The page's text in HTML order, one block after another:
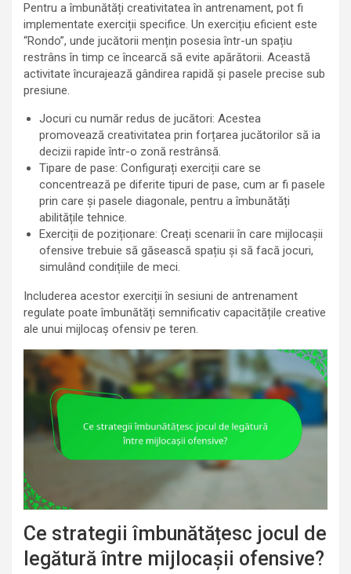
Pentru a îmbunătăți creativitatea în antrenament, pot fi
implementate exerciții specifice. Un exercițiu eficient este
“Rondo”, unde jucătorii mențin posesia într-un spațiu
restrâns în timp ce încearcă să evite apărătorii. Această
activitate încurajează gândirea rapidă și pasele precise sub
presiune.
Jocuri cu număr redus de jucători: Acestea
promovează creativitatea prin forțarea jucătorilor să ia
decizii rapide într-o zonă restrânsă.
Tipare de pase: Configurați exerciții care se
concentrează pe diferite tipuri de pase, cum ar fi pasele
prin care și pasele diagonale, pentru a îmbunătăți
abilitățile tehnice.
Exerciții de poziționare: Creați scenarii în care mijlocașii
ofensive trebuie să găsească spațiu și să facă jocuri,
simulând condițiile de meci.
Includerea acestor exerciții în sesiuni de antrenament
regulate poate îmbunătăți semnificativ capacitățile creative
ale unui mijlocaș ofensiv pe teren.
Ce strategii îmbunătățesc jocul de
legătură între mijlocașii ofensive?